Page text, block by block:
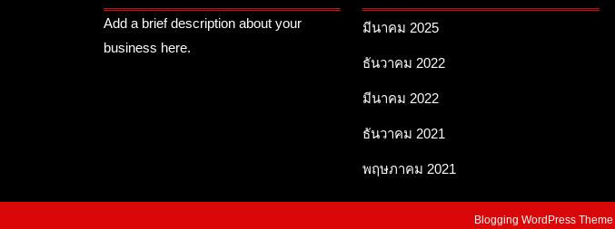
Add a brief description about your
business here.
มีนาคม 2025
ธันวาคม 2022
มีนาคม 2022
ธันวาคม 2021
พฤษภาคม 2021
Blogging WordPress Theme